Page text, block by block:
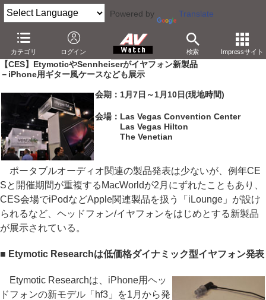
Powered by Translate
カテゴリ ログイン 検索 Impressサイト
AV Watch イベント
2010
【CES】EtymoticやSennheiserがイヤフォン新製品
－iPhone用ギター風ケースなども展示
会期：1月7日～1月10日(現地時間)
会場：Las Vegas Convention Center
Las Vegas Hilton
The Venetian
ポータブルオーディオ関連の製品発表は少ないが、例年CE
Sと開催期間が重複するMacWorldが2月にずれたこともあり、
CES会場でiPodなどApple関連製品を扱う「iLounge」が設け
られるなど、ヘッドフォン/イヤフォンをはじめとする新製品
が展示されている。
■ Etymotic Researchは低価格ダイナミック型イヤフォン発表
Etymotic Researchは、iPhone用ヘッ
ドフォンの新モデル「hf3」を1月から発